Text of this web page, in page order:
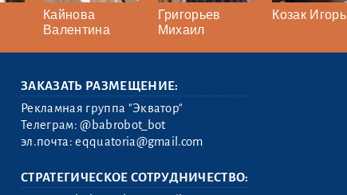
Кайнова
Валентина
Григорьев
Михаил
Козак Игорь
ЗАКАЗАТЬ РАЗМЕЩЕНИЕ:
Рекламная группа "Экватор"
Телеграм:@babrobot_bot
эл.почта:eqquatoria@gmail.com
СТРАТЕГИЧЕСКОЕ СОТРУДНИЧЕСТВО: